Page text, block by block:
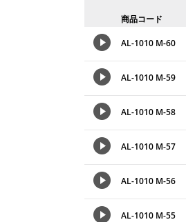
商品コード
AL-1010 M-60
AL-1010 M-59
AL-1010 M-58
AL-1010 M-57
AL-1010 M-56
AL-1010 M-55